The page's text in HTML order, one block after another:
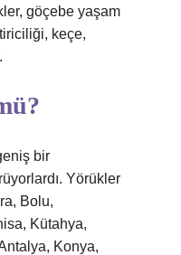
göçebe yaşam
keçe,
bir
Yörükler
Bolu,
Kütahya,
Konya,